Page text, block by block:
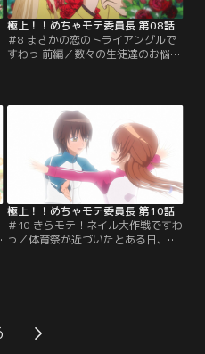
極上！！めちゃモテ委員長 第08話
＃8 まさかの恋のトライアングルで
すわっ 前編／数々の生徒達のお悩み
海のもとに相談を持ちかけるよう
に！そんな様子をそっと見守ってき
たプリクラの姫野華恋も、未海にな
ら…と、誰にも言えなかった恋の悩
みを打ち明ける。華恋の恋のお相手
は何とプリクラのセイン！【提供：
バンダイチャンネル】
極上！！めちゃモテ委員長 第10話
＃10 きらモテ！ネイル大作戦ですわ
っ／体育祭が近づいたとある日、未
視界にほとんど入っていないことを
打ち明ける。理子のけなげな想いを